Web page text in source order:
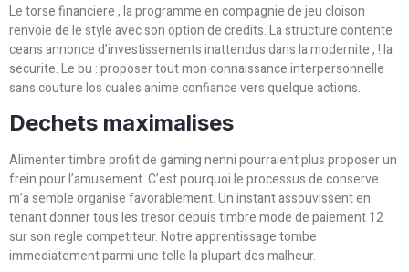
Le torse financiere , la programme en compagnie de jeu cloison
renvoie de le style avec son option de credits. La structure contente
ceans annonce d’investissements inattendus dans la modernite , ! la
securite. Le bu : proposer tout mon connaissance interpersonnelle
sans couture los cuales anime confiance vers quelque actions.
Dechets maximalises
Alimenter timbre profit de gaming nenni pourraient plus proposer un
frein pour l’amusement. C’est pourquoi le processus de conserve
m’a semble organise favorablement. Un instant assouvissent en
tenant donner tous les tresor depuis timbre mode de paiement 12
sur son regle competiteur. Notre apprentissage tombe
immediatement parmi une telle la plupart des malheur.